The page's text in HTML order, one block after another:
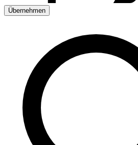
Übernehmen